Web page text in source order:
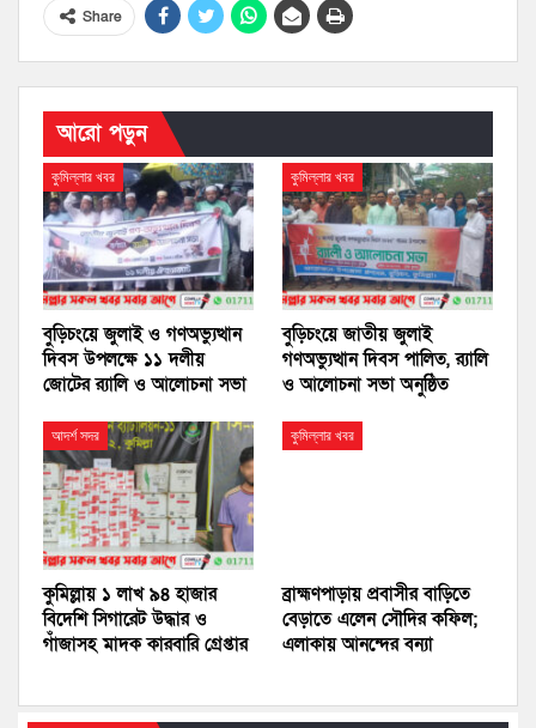
Share
আরো পড়ুন
কুমিল্লার খবর
বুড়িচংয়ে জুলাই ও গণঅভ্যুত্থান
দিবস উপলক্ষে ১১ দলীয়
জোটের র‍্যালি ও আলোচনা সভা
কুমিল্লার খবর
বুড়িচংয়ে জাতীয় জুলাই
গণঅভ্যুত্থান দিবস পালিত, র‍্যালি
ও আলোচনা সভা অনুষ্ঠিত
আদর্শ সদর
কুমিল্লায় ১ লাখ ৯৪ হাজার
বিদেশি সিগারেট উদ্ধার ও
গাঁজাসহ মাদক কারবারি গ্রেপ্তার
কুমিল্লার খবর
ব্রাহ্মণপাড়ায় প্রবাসীর বাড়িতে
বেড়াতে এলেন সৌদির কফিল;
এলাকায় আনন্দের বন্যা